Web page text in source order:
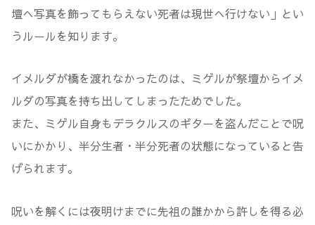
壇へ写真を飾ってもらえない死者は現世へ行けない」とい
うルールを知ります。
イメルダが橋を渡れなかったのは、ミゲルが祭壇からイメ
ルダの写真を持ち出してしまったためでした。
また、ミゲル自身もデラクルスのギターを盗んだことで呪
いにかかり、半分生者・半分死者の状態になっていると告
げられます。
呪いを解くには夜明けまでに先祖の誰かから許しを得る必